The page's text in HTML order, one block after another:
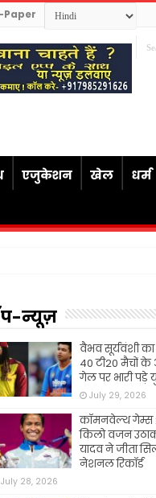
Paper
एजुकेशन खेल धर्म
न्यूज़
वैभव सूर्यवंशी का
40 टी20 मैचों
गेल पर भारी पड़े
July 29, 2026
कॉमनवेल्थ गेम्स
किलो वजन
यादव ने जीता
नेशनल रिकॉर्ड
July 28, 2026